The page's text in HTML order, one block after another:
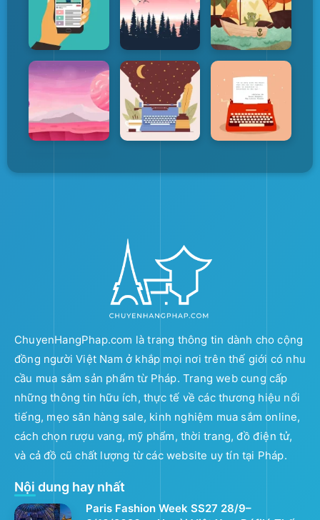
ChuyenHangPhap.com là trang thông tin dành cho cộng
đồng người Việt Nam ở khắp mọi nơi trên thế giới có nhu
cầu mua sắm sản phẩm từ Pháp. Trang web cung cấp
những thông tin hữu ích, thực tế về các thương hiệu nổi
tiếng, mẹo săn hàng sale, kinh nghiệm mua sắm online,
cách chọn rượu vang, mỹ phẩm, thời trang, đồ điện tử,
và cả đồ cũ chất lượng từ các website uy tín tại Pháp.
Nội dung hay nhất
Paris Fashion Week SS27 28/9–